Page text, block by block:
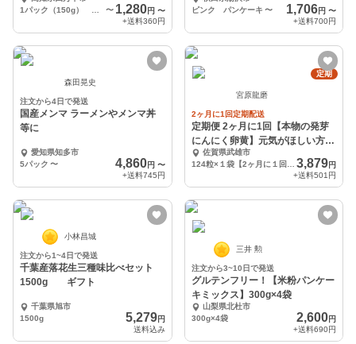
〜 1,280円 〜
+送料360円
ピンク パンケーキ 〜 1,706円 〜
+送料700円
森田晃史
注文から4日で発送
国産メンマ ラーメンやメンマ丼
等に
愛知県知多市
5パック 〜 4,860円 〜
+送料745円
定期
宮原龍磨
2ヶ月に1回定期配送
定期便 2ヶ月に1回【本物の発芽
にんにく卵黄】元気がほしい方
に！！
佐賀県武雄市
3,879円
+送料501円
小林昌城
注文から1~4日で発送
千葉産落花生三種味比べセット
1500g ギフト
千葉県旭市
1500g
5,279円
送料込み
三井 勲
注文から3~10日で発送
グルテンフリー！【米粉パンケー
キミックス】300g×4袋
山梨県北杜市
300g×4袋
2,600円
+送料690円